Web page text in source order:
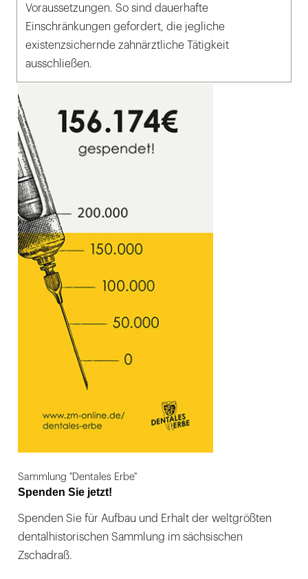
Voraussetzungen. So sind dauerhafte
Einschränkungen gefordert, die jegliche
existenzsichernde zahnärztliche Tätigkeit
ausschließen.
Sammlung "Dentales Erbe"
Spenden Sie jetzt!
Spenden Sie für Aufbau und Erhalt der weltgrößten
dentalhistorischen Sammlung im sächsischen
Zschadraß.